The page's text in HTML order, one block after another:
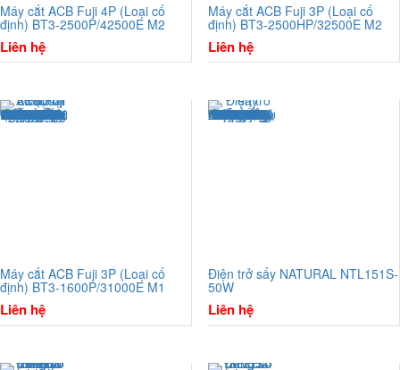
Máy cắt ACB Fuji 4P (Loại cố
định) BT3-2500P/42500E M2
Liên hệ
Máy cắt ACB Fuji 3P (Loại cố
định) BT3-2500HP/32500E M2
Liên hệ
Máy cắt ACB Fuji 3P (Loại cố
định) BT3-1600P/31000E M1
Liên hệ
Điện trở sấy NATURAL NTL151S-
50W
Liên hệ